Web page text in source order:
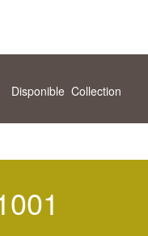
Disponible Collection